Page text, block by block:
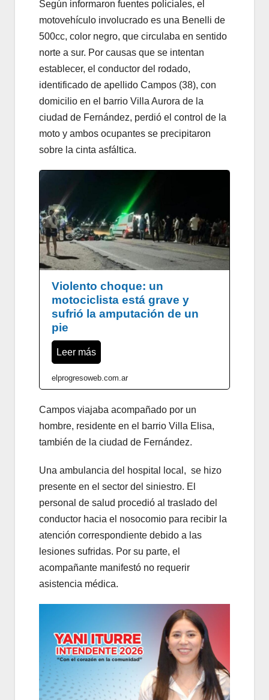
Según informaron fuentes policiales, el
motovehículo involucrado es una Benelli de
500cc, color negro, que circulaba en sentido
norte a sur. Por causas que se intentan
establecer, el conductor del rodado,
identificado de apellido Campos (38), con
domicilio en el barrio Villa Aurora de la
ciudad de Fernández, perdió el control de la
moto y ambos ocupantes se precipitaron
sobre la cinta asfáltica.
Violento choque: un
motociclista está grave y
sufrió la amputación de un
pie
Leer más
elprogresoweb.com.ar
Campos viajaba acompañado por un
hombre, residente en el barrio Villa Elisa,
también de la ciudad de Fernández.
Una ambulancia del hospital local, se hizo
presente en el sector del siniestro. El
personal de salud procedió al traslado del
conductor hacia el nosocomio para recibir la
atención correspondiente debido a las
lesiones sufridas. Por su parte, el
acompañante manifestó no requerir
asistencia médica.